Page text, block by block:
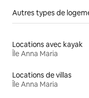
Autres types de
Locations avec kayak
Île Anna Maria
Locations de villas
Île Anna Maria